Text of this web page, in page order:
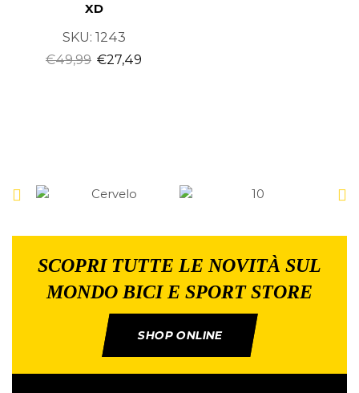
XD
SKU: 1243
€49,99 €27,49
SCOPRI TUTTE LE NOVITÀ SUL
MONDO BICI E SPORT STORE
SHOP ONLINE